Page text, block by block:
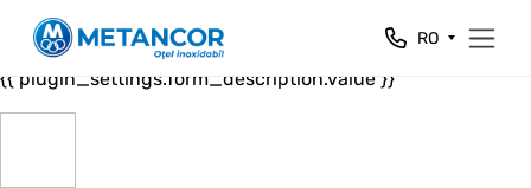
Close
{{ plugin_settings.form_header.value }}
{{ plugin_settings.form_description.value }}
RO